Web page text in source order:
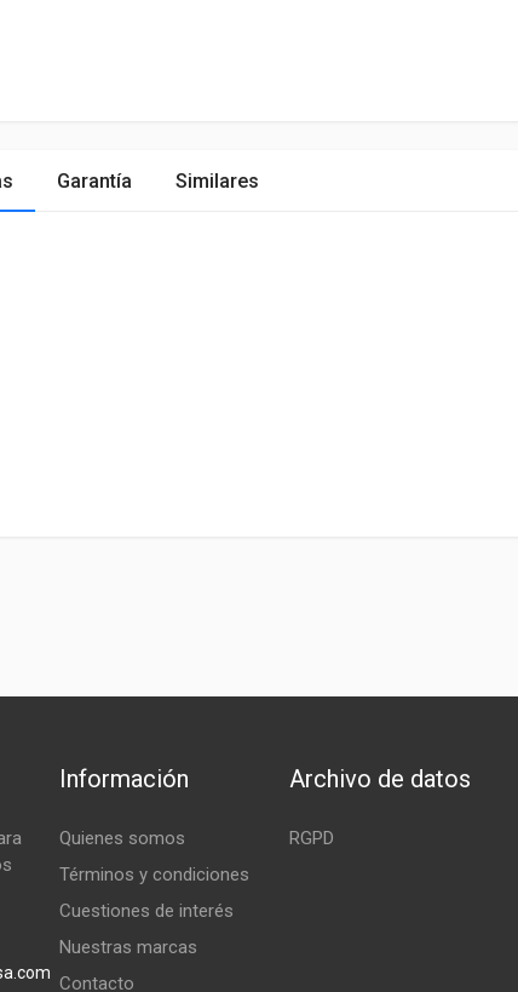
Garantía Similares
Información
Quienes somos
Términos y condiciones
Cuestiones de interés
Nuestras marcas
Contacto
Archivo de datos
RGPD